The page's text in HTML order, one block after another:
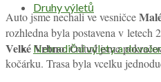
Druhy výletů
Netradiční výlety a
Auto jsme nechali ve vesničce
rozhledna byla postavena v letech
Velké Vrbno. Odtud jsme
kočárku. Trasa byla vcelku